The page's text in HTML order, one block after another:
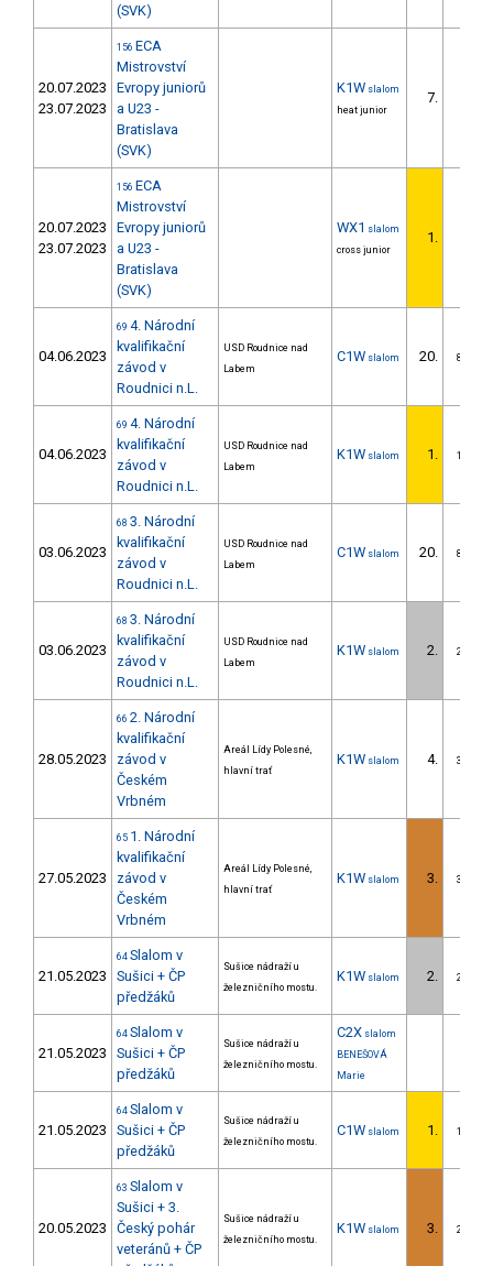
(SVK)
20.07.2023
23.07.2023
156 ECA
Mistrovství
Evropy juniorů
a U23 -
Bratislava
(SVK)
K1W slalom
heat junior
7.
20.07.2023
23.07.2023
156 ECA
Mistrovství
Evropy juniorů
a U23 -
Bratislava
(SVK)
WX1 slalom
cross junior
1.
04.06.2023
69 4. Národní
kvalifikační
závod v
Roudnici n.L.
USD Roudnice nad
Labem
C1W slalom 20. 8/DS
04.06.2023
69 4. Národní
kvalifikační
závod v
Roudnici n.L.
USD Roudnice nad
Labem
K1W slalom 1. 1/DS
03.06.2023
68 3. Národní
kvalifikační
závod v
Roudnici n.L.
USD Roudnice nad
Labem
C1W slalom 20. 8/DS
03.06.2023
68 3. Národní
kvalifikační
závod v
Roudnici n.L.
USD Roudnice nad
Labem
K1W slalom 2. 2/DS
28.05.2023
66 2. Národní
kvalifikační
závod v
Českém
Vrbném
Areál Lídy Polesné,
hlavní trať
K1W slalom 4. 3/DS
27.05.2023
65 1. Národní
kvalifikační
závod v
Českém
Vrbném
Areál Lídy Polesné,
hlavní trať
K1W slalom 3. 3/DS
21.05.2023
64 Slalom v
Sušici + ČP
předžáků
Sušice nádraží u
železničního mostu.
K1W slalom 2. 2/DS
21.05.2023
64 Slalom v
Sušici + ČP
předžáků
Sušice nádraží u
železničního mostu.
C2X slalom
BENEŠOVÁ
Marie
21.05.2023
64 Slalom v
Sušici + ČP
předžáků
Sušice nádraží u
železničního mostu.
C1W slalom 1. 1/DS
20.05.2023
63 Slalom v
Sušici + 3.
Český pohár
veteránů + ČP
Sušice nádraží u
železničního mostu.
K1W slalom 3. 2/DS